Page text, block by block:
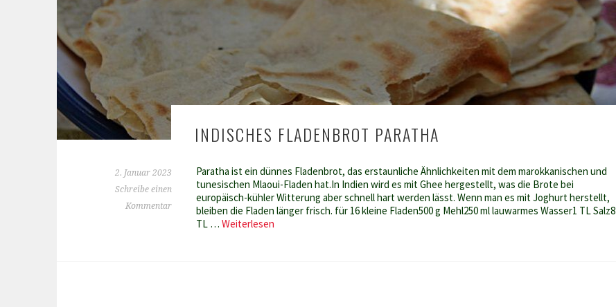
INDISCHES FLADENBROT PARATHA
2. Januar 2023
Schreibe einen
Kommentar
Paratha ist ein dünnes Fladenbrot, das erstaunliche Ähnlichkeiten mit dem marokkanischen und
tunesischen Mlaoui-Fladen hat.In Indien wird es mit Ghee hergestellt, was die Brote bei
europäisch-kühler Witterung aber schnell hart werden lässt. Wenn man es mit Joghurt herstellt,
bleiben die Fladen länger frisch. für 16 kleine Fladen500 g Mehl250 ml lauwarmes Wasser1 TL Salz8
TL … Weiterlesen